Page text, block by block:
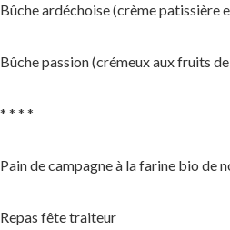
Bûche ardéchoise (crème patissière
Bûche passion (crémeux aux fruits
* * * *
Pain de campagne à la farine bio de
Repas fête traiteur